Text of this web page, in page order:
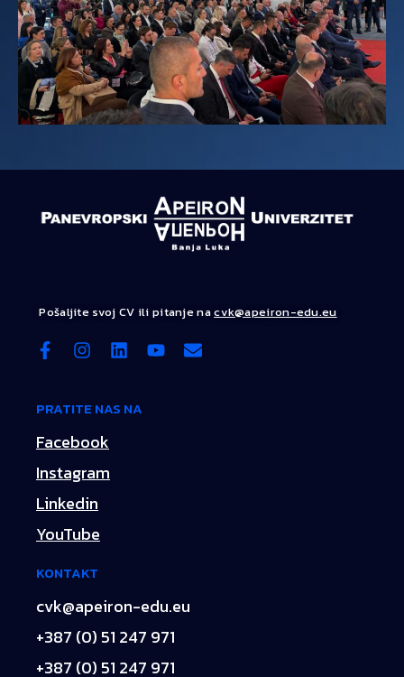
Pošaljite svoj CV ili pitanje nacvk@apeiron-edu.eu
PRATITE NAS NA
Facebook
Instagram
Linkedin
YouTube
KONTAKT
cvk@apeiron-edu.eu
+387 (0) 51 247 971
+387 (0) 51 247 971